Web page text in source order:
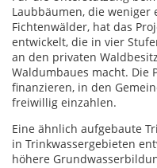
Laubbäumen, die
Fichtenwälder, hat das
entwickelt, die in vier
an den privaten
Waldumbaues macht. Die
finanzieren, in den
freiwillig einzahlen.
Eine ähnlich aufgebaute
in Trinkwassergebieten
höhere